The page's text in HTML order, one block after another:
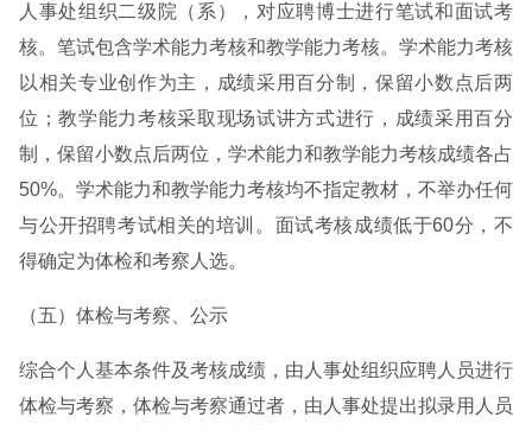
人事处组织二级院（系），对应聘博士进行笔试和面试考
核。笔试包含学术能力考核和教学能力考核。学术能力考核
以相关专业创作为主，成绩采用百分制，保留小数点后两
位；教学能力考核采取现场试讲方式进行，成绩采用百分
制，保留小数点后两位，学术能力和教学能力考核成绩各占
50%。学术能力和教学能力考核均不指定教材，不举办任何
与公开招聘考试相关的培训。面试考核成绩低于60分，不
得确定为体检和考察人选。
（五）体检与考察、公示
综合个人基本条件及考核成绩，由人事处组织应聘人员进行
体检与考察，体检与考察通过者，由人事处提出拟录用人员